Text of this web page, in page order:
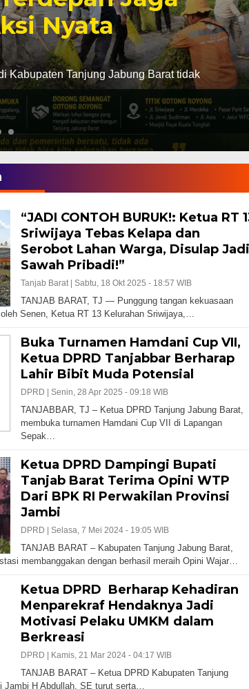
Nyata
Kabupaten Tanjung Jabung Barat tidak
“JADI CONTOH BURUK!: Ketua RT
Sriwijaya Tebas Kelapa dan
Serobot Lahan Warga, Disulap Jadi
Sawah Pribadi!”
Tanjab Barat | Sabtu, 18 Okt 2025 - 18:57 WIB
TANJAB BARAT, TJ — Punggung tangan kekuasaan
Senen, Ketua RT 13 Kelurahan Sriwijaya,…
Buka Turnamen Hamdani Cup VII,
Ketua DPRD Tanjabbar Berharap
Lahir Bibit Muda Potensial
DPRD | Senin, 28 Apr 2025 - 09:18 WIB
TANJABBAR, TJ – Ketua DPRD Tanjung Jabung Barat,
membuka turnamen Hamdani Cup VII di Lapangan
Sepak…
Ketua DPRD Dampingi Bupati
Tanjab Barat Terima Opini WTP
Dari BPK RI Perwakilan Provinsi
Jambi
DPRD | Selasa, 7 Mei 2024 - 19:05 WIB
TANJAB BARAT – Kabupaten Tanjung Jabung Barat,
membanggakan dengan berhasil meraih Opini Wajar…
Ketua DPRD Berharap Kehadiran
Menparekraf Hendaknya Jadi
Motivasi Pelaku UMKM dalam
Berkreasi
DPRD | Kamis, 21 Mar 2024 - 04:17 WIB
TANJAB BARAT – Ketua DPRD Kabupaten Tanjung
Jambi H Abdullah, SE turut serta…